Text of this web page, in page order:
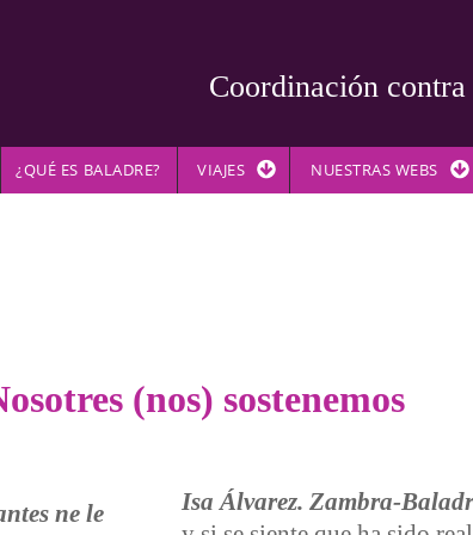
Coordinación
¿QUÉ ES BALADRE? VIAJES NUESTRAS WEBS
(nos) sostenemos
Isa Álvarez. Zambra-